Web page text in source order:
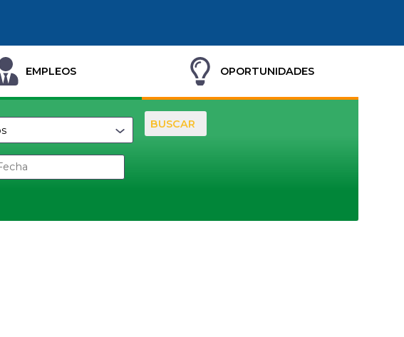
EMPLEOS OPORTUNIDADES
BUSCAR